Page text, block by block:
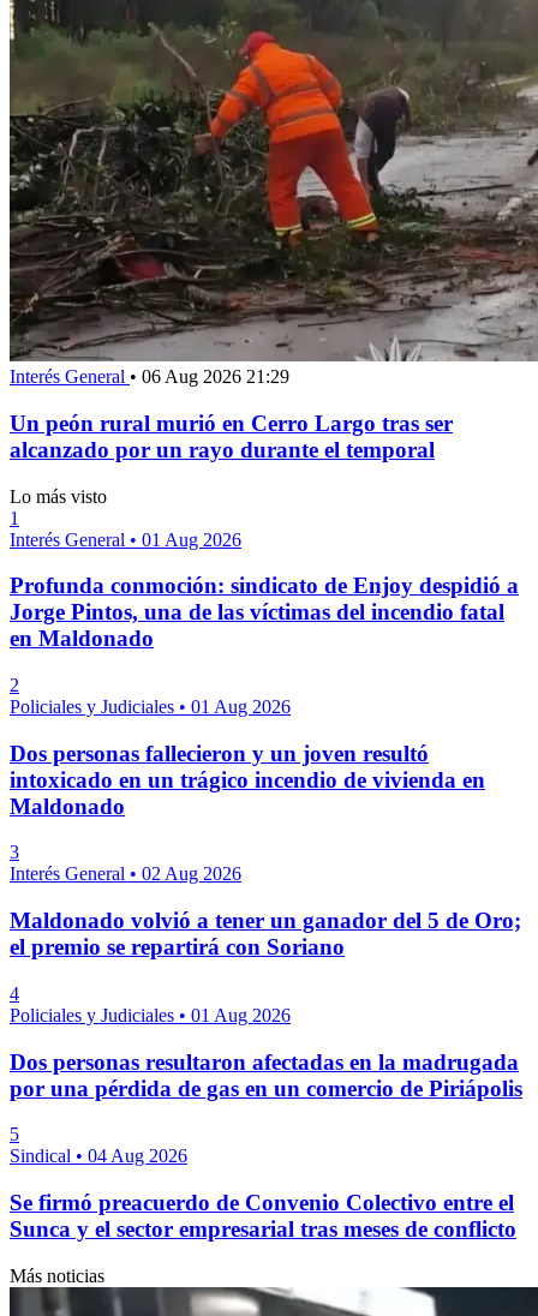
Interés General • 06 Aug 2026 21:29
Un peón rural murió en Cerro Largo tras ser
alcanzado por un rayo durante el temporal
Lo más visto
1
Interés General • 01 Aug 2026
Profunda conmoción: sindicato de Enjoy despidió a
Jorge Pintos, una de las víctimas del incendio fatal
en Maldonado
2
Policiales y Judiciales • 01 Aug 2026
Dos personas fallecieron y un joven resultó
intoxicado en un trágico incendio de vivienda en
Maldonado
3
Interés General • 02 Aug 2026
Maldonado volvió a tener un ganador del 5 de Oro;
el premio se repartirá con Soriano
4
Policiales y Judiciales • 01 Aug 2026
Dos personas resultaron afectadas en la madrugada
por una pérdida de gas en un comercio de Piriápolis
5
Sindical • 04 Aug 2026
Se firmó preacuerdo de Convenio Colectivo entre el
Sunca y el sector empresarial tras meses de conflicto
Más noticias